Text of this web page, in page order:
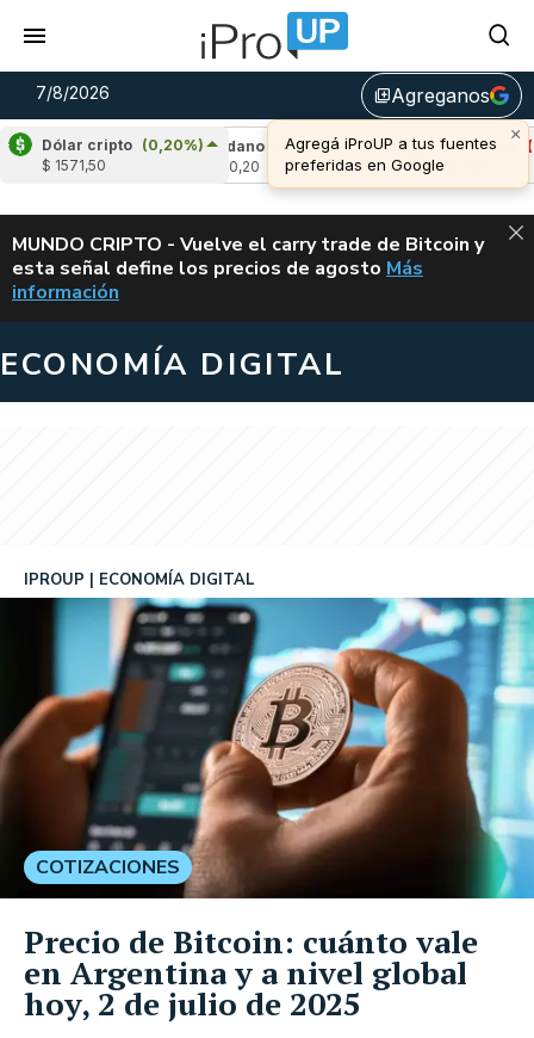
7/8/2026 library_addAgreganos
×
Agregá iProUP a tus fuentes
preferidas en Google
Dólar cripto (0,20%)
$ 1571,50
Cardano
(4,88%)
Avalanche (-
u$s 6,42
ALERTA
MUNDO CRIPTO - Vuelve el carry trade de Bitcoin y
esta señal define los precios de agosto VUELVE EL
Más
información
ECONOMÍA DIGITAL
IPROUP ECONOMÍA DIGITAL
COTIZACIONES
Precio de Bitcoin: cuánto vale
en Argentina y a nivel global
hoy, 2 de julio de 2025